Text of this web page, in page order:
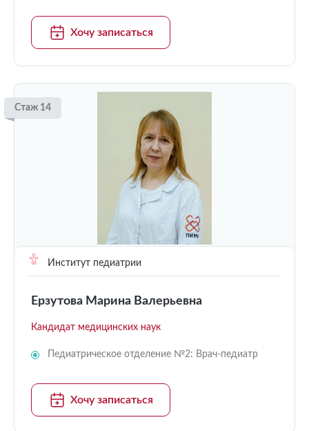
Хочу записаться
Стаж 14
Институт педиатрии
Ерзутова Марина Валерьевна
Кандидат медицинских наук
Педиатрическое отделение №2: Врач-педиатр
Хочу записаться